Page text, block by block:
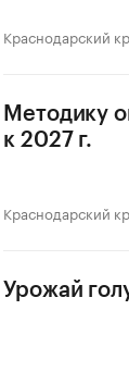
Краснодарский
Методику
к 2027 г.
Краснодарский
Урожай